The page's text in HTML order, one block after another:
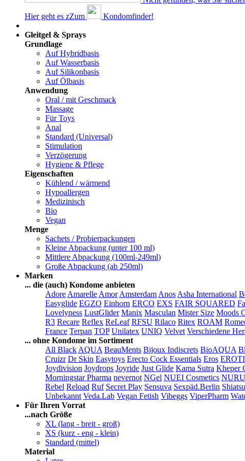
Hier geht es zZum
Kondomfinder!
Gleitgel & Sprays
Grundlage
Auf Hybridbasis
Auf Wasserbasis
Auf Silikonbasis
Auf Ölbasis
Anwendung
Oral / mit Geschmack
Massage
Für Toys
Anal
Standard (Universal)
Stimulation
Verzögerung
Hygiene & Pflege
Eigenschaften
Kühlend / wärmend
Hypoallergen
Medizinisch
Bio
Vegan
Menge
Sachets / Probierpackungen
Kleine Abpackung (unter 100 ml)
Mittlere Abpackung (100ml-249ml)
Große Abpackung (ab 250ml)
Marken
... die (auch) Kondome anbieten
Adore Amarelle Amor Amsterdam Anos Asha International
Easyglide EGZO Einhorn ERCO EXS FAIR SQUARED
Lovelyness LustGlider Manix Masculan Mister Size Moods
R3 Recare Reflex ReLeaf RFSU Rilaco Ritex ROAM
France Terpan TOP Unilatex UNIQ Velvet Verschiedene
... ohne Kondome im Sortiment
All Black AQUA BeauMents Bijoux Indiscrets BioAQUA
Cruizr Dr Skin Easytoys Erecto Cock Essentials Eros
Joydivision Joydrops Joyride Just Glide Kama Sutra Kheper
Morningstar Pharma nevernot NGel NUEI Cosmetics NURU
Rebel Reload Ruf Secret Play Sensuva Sexpäd.Berlin Shiatsu
Unbekannt Veda.Lab Vegan Fetish Vibeggs ViperPharm
Für Ihren Vorrat
...nach Größe
XL (lang - breit - groß)
XS (kurz - eng - klein)
Standard (mittel)
Material